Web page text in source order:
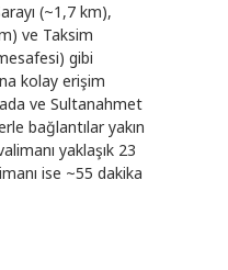
(~1,7 km),
ve Taksim
gibi
kolay erişim
ve Sultanahmet
bağlantılar yakın
yaklaşık 23
ise ~55 dakika